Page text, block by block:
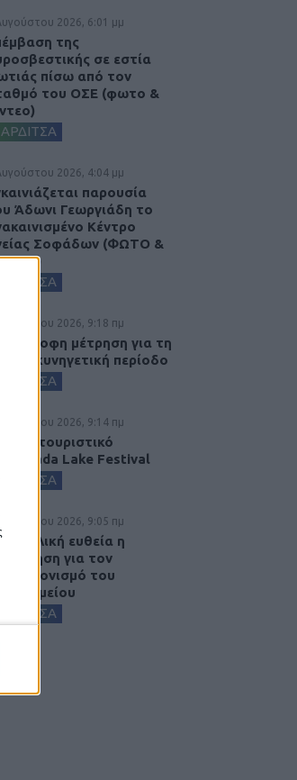
2026, 6:01 μμ
της
σε εστία
πίσω από τον
του ΟΣΕ (φωτο &
2026, 4:04 μμ
παρουσία
Άδωνι Γεωργιάδη το
Κέντρο
Σοφάδων (ΦΩΤΟ &
2026, 9:18 πμ
μέτρηση για τη
κυνηγετική περίοδο
2026, 9:14 πμ
Οικοτουριστικό
Lake Festival
2026, 9:05 πμ
τελική ευθεία η
για τον
του